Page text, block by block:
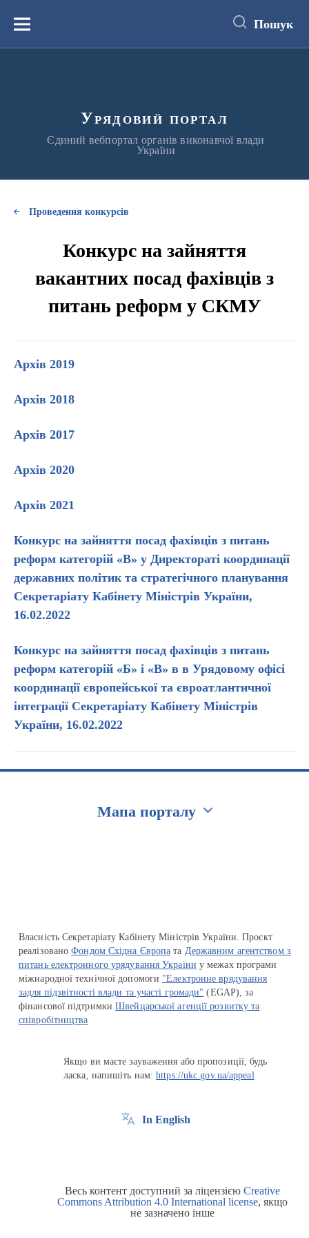
вмістуМеню Пошук
Урядовий портал
Єдиний вебпортал органів виконавчої влади
України
Проведення конкурсів
Конкурс на зайняття
вакантних посад фахівців з
питань реформ у СКМУ
Архів 2019
Архів 2018
Архів 2017
Архів 2020
Архів 2021
Конкурс на зайняття посад фахівців з питань
реформ категорій «В» у Директораті координації
державних політик та стратегічного планування
Секретаріату Кабінету Міністрів України,
16.02.2022
Конкурс на зайняття посад фахівців з питань
реформ категорій «Б» і «В» в в Урядовому офісі
координації європейської та євроатлантичної
інтеграції Секретаріату Кабінету Міністрів
України, 16.02.2022
Мапа порталу
Власність Секретаріату Кабінету Міністрів України. Проєкт
реалізованоФондом Східна Європа та Державним агентством з
питань електронного урядування України у межах програми
міжнародної технічної допомоги "Електронне врядування
задля підзвітності влади та участі громади" (EGAP), за
фінансової підтримкиШвейцарської агенції розвитку та
співробітництва
Якщо ви маєте зауваження або пропозиції, будь
ласка, напишіть нам:https://ukc.gov.ua/appeal
In English
Весь контент доступний за ліцензією Creative
Commons Attribution 4.0 International license, якщо
не зазначено інше